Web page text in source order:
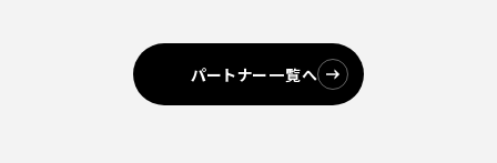
パートナー一覧へ